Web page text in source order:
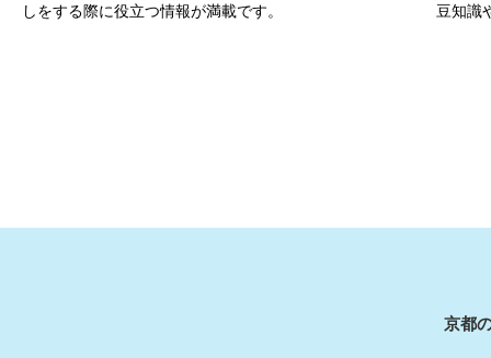
しをする際に役立つ情報が満載です。
豆知識
京都